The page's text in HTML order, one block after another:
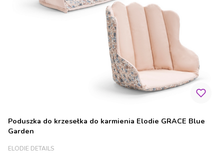
Poduszka do krzesełka do karmienia Elodie GRACE Blue
Garden
PRODUCENT
ELODIE DETAILS